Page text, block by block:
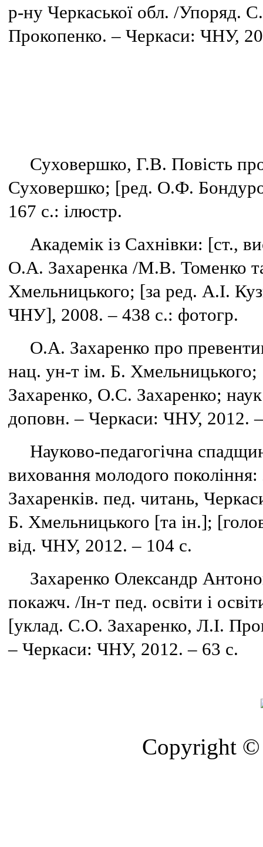
р-ну Черкаської обл. /Упоряд.
Прокопенко. – Черкаси: ЧНУ,
Суховершко, Г.В. Повість
Суховершко; [ред. О.Ф.
167 с.: ілюстр.
Академік із Сахнівки: [ст.,
О.А. Захаренка /М.В. Томенко
Хмельницького; [за ред. А.І.
ЧНУ], 2008. – 438 с.: фотогр.
О.А. Захаренко про
нац. ун-т ім. Б.
Захаренко, О.С. Захаренко;
доповн. – Черкаси: ЧНУ, 2012.
Науково-педагогічна
виховання молодого
Захаренків. пед. читань,
Б. Хмельницького [та ін.];
від. ЧНУ, 2012. – 104 с.
Захаренко Олександр
покажч. /Ін-т пед. освіти і
[уклад. С.О. Захаренко, Л.І.
– Черкаси: ЧНУ, 2012. – 63 с.
Copyright ©